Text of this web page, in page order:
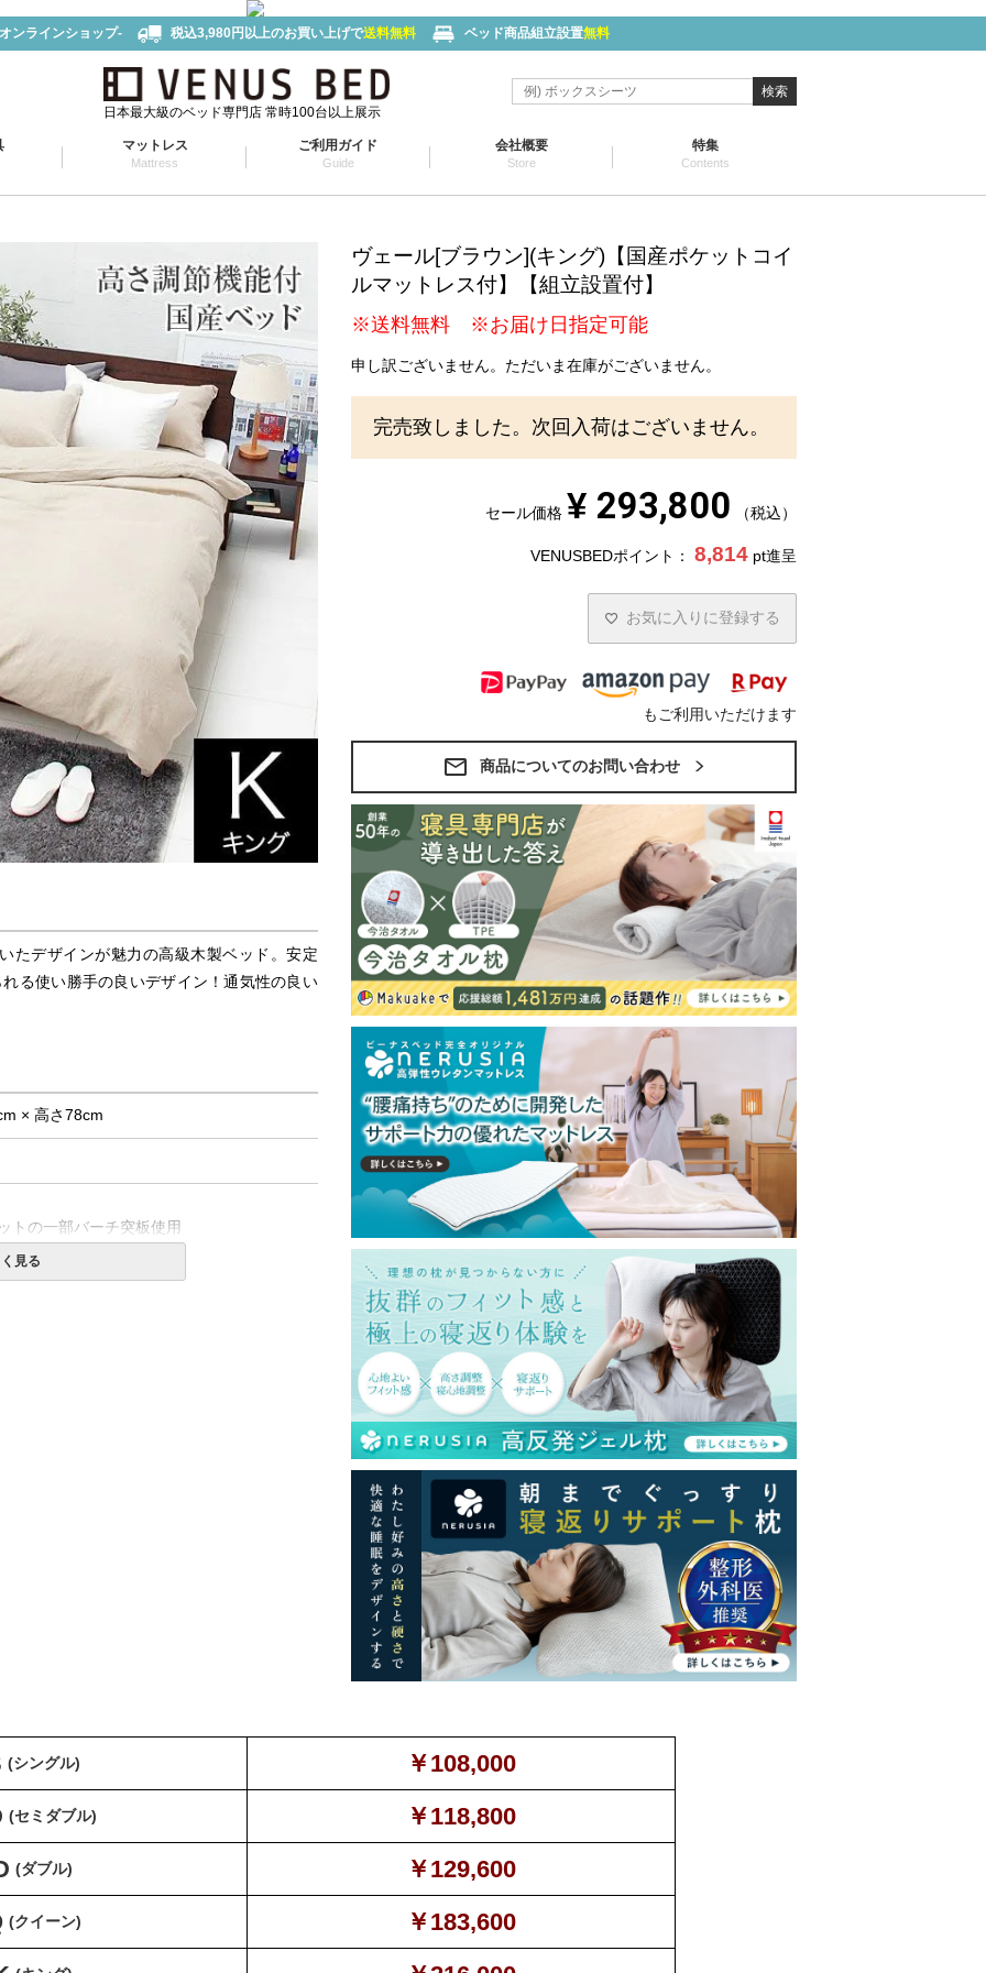
ンラインショップ- 税込3,980円以上のお買い上げで送料無料 ベッド商品組立設置無料
日本最大級のベッド専門店 常時100台以上展示
検索
マットレス
Mattress
ご利用ガイド
Guide
会社概要
Store
特集
Contents
たデザインが魅力の高級木製ベッド。安定
る使い勝手の良いデザイン！通気性の良い
× 高さ78cm
トの一部バーチ突板使用
見る
ヴェール[ブラウン](キング)【国産ポケットコイ
ルマットレス付】【組立設置付】
※送料無料 ※お届け日指定可能
申し訳ございません。ただいま在庫がございません。
完売致しました。次回入荷はございません。
セール価格 ¥ 293,800 税込
VENUSBEDポイント： 8,814 pt進呈
お気に入りに登録する
もご利用いただけます
商品についてのお問い合わせ
(シングル)
￥108,000
(セミダブル)
￥118,800
(ダブル)
￥129,600
(クイーン)
￥183,600